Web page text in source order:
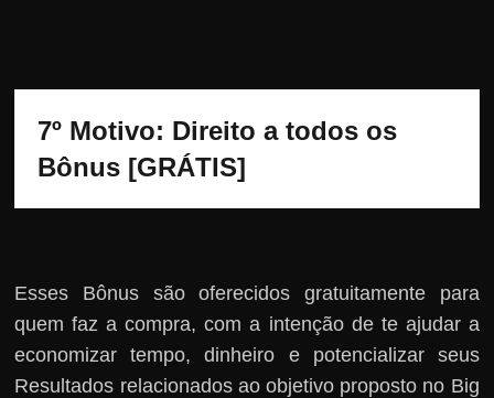
7º Motivo: Direito a todos os
Bônus [GRÁTIS]
Esses Bônus são oferecidos gratuitamente para
quem faz a compra, com a intenção de te ajudar a
economizar tempo, dinheiro e potencializar seus
Resultados relacionados ao objetivo proposto no Big